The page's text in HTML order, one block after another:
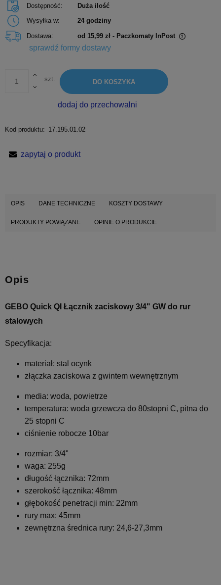
Dostępność:
Duża ilość
Wysyłka w:
24 godziny
Dostawa: od 15,99 zł - Paczkomaty InPost
Cena nie zawiera ewentualnych kosztów płatności
sprawdź formy dostawy
szt. DO KOSZYKA
dodaj do przechowalni
Kod produktu: 17.195.01.02
zapytaj o produkt
OPIS DANE TECHNICZNE KOSZTY DOSTAWY
PRODUKTY POWIĄZANE OPINIE O PRODUKCIE
Opis
GEBO Quick QI Łącznik zaciskowy 3/4" GW do rur
stalowych
Specyfikacja:
materiał: stal ocynk
złączka zaciskowa z gwintem wewnętrznym
media: woda, powietrze
temperatura: woda grzewcza do 80stopni C, pitna do
25 stopni C
ciśnienie robocze 10bar
rozmiar: 3/4"
waga: 255g
długość łącznika: 72mm
szerokość łącznika: 48mm
głębokość penetracji min: 22mm
rury max: 45mm
zewnętrzna średnica rury: 24,6-27,3mm